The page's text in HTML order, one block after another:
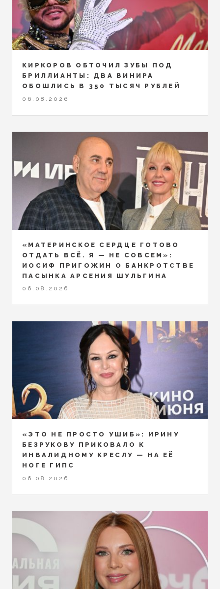
КИРКОРОВ ОБТОЧИЛ ЗУБЫ ПОД
БРИЛЛИАНТЫ: ДВА ВИНИРА
ОБОШЛИСЬ В 350 ТЫСЯЧ РУБЛЕЙ
06.08.2026
«МАТЕРИНСКОЕ СЕРДЦЕ ГОТОВО
ОТДАТЬ ВСЁ. Я — НЕ СОВСЕМ»:
ИОСИФ ПРИГОЖИН О БАНКРОТСТВЕ
ПАСЫНКА АРСЕНИЯ ШУЛЬГИНА
06.08.2026
«ЭТО НЕ ПРОСТО УШИБ»: ИРИНУ
БЕЗРУКОВУ ПРИКОВАЛО К
ИНВАЛИДНОМУ КРЕСЛУ — НА ЕЁ
НОГЕ ГИПС
06.08.2026